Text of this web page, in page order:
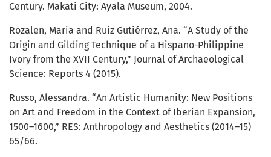
Century. Makati City: Ayala Museum, 2004.
Rozalen, Maria and Ruiz Gutiérrez, Ana. “A Study of the
Origin and Gilding Technique of a Hispano-Philippine
Ivory from the XVII Century,” Journal of Archaeological
Science: Reports 4 (2015).
Russo, Alessandra. “An Artistic Humanity: New Positions
on Art and Freedom in the Context of Iberian Expansion,
1500–1600,” RES: Anthropology and Aesthetics (2014–15)
65/66.